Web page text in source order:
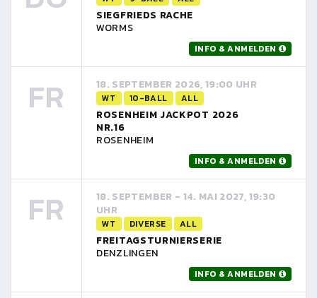
SIEGFRIEDS RACHE
WORMS
INFO & ANMELDEN
FR 18. SEPTEMBER 2026, 19:00 UHR
WT 10-BALL ALL
ROSENHEIM JACKPOT 2026
NR.16
ROSENHEIM
INFO & ANMELDEN
FR
18. SEPTEMBER - 14. MAI 2027, 19:30
UHR
WT DIVERSE ALL
FREITAGSTURNIERSERIE
DENZLINGEN
INFO & ANMELDEN